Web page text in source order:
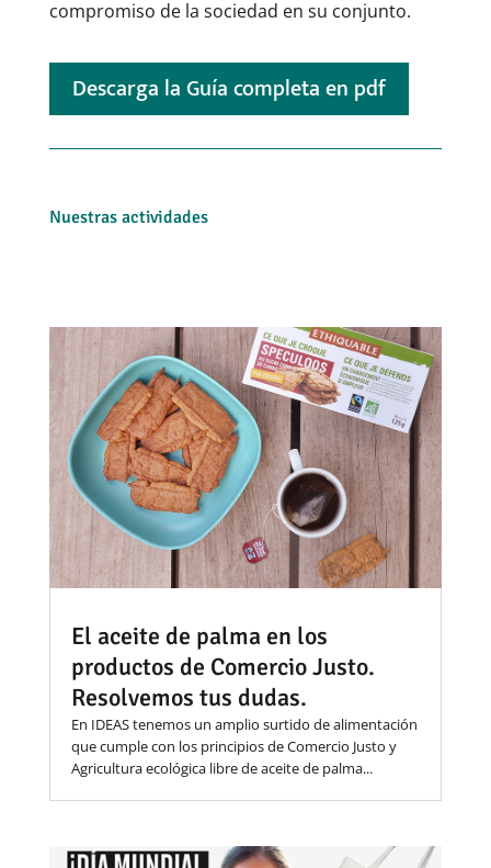
compromiso de la sociedad en su conjunto.
Descarga la Guía completa en pdf
Nuestras actividades
El aceite de palma en los
productos de Comercio Justo.
Resolvemos tus dudas.
En IDEAS tenemos un amplio surtido de alimentación
que cumple con los principios de Comercio Justo y
Agricultura ecológica libre de aceite de palma...